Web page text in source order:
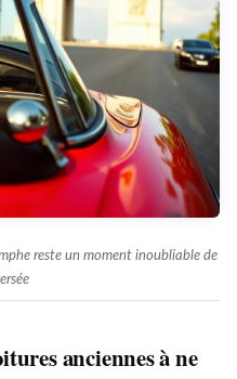
reste un moment inoubliable de
anciennes à ne